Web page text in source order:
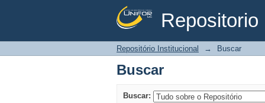
Buscar
Repositório Institucional → Buscar
Buscar
Buscar: